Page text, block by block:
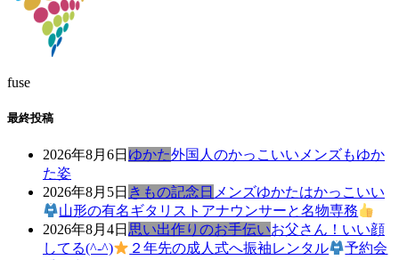
fuse
最終投稿
2026年8月6日 ゆかた外国人のかっこいいメンズもゆか
た姿
2026年8月5日 きもの記念日 メンズゆかたはかっこいい
山形の有名ギタリストアナウンサーと名物専務
2026年8月4日 思い出作りのお手伝いお父さん！いい顔
してる(^-^)
２年先の成人式へ振袖レンタル
予約会